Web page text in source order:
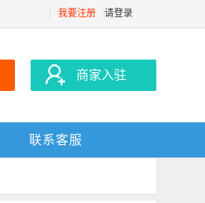
我要注册 请登录
商家入驻
联系客服